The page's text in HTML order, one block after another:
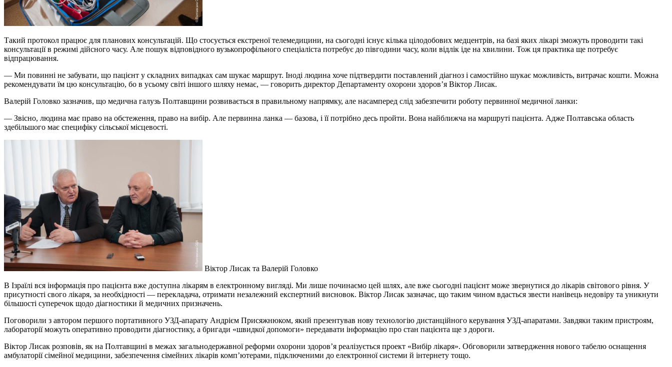
Такий протокол працює для планових консультацій. Що стосується екстреної телемедицини, на сьогодні існує кілька цілодобових медцентрів, на базі яких лікарі зможуть проводити такі
консультації в режимі дійсного часу. Але пошук відповідного вузькопрофільного спеціаліста потребує до півгодини часу, коли відлік іде на хвилини. Тож ця практика ще потребує
відпрацювання.
— Ми повинні не забувати, що пацієнт у складних випадках сам шукає маршрут. Іноді людина хоче підтвердити поставлений діагноз і самостійно шукає можливість, витрачає кошти. Можна
рекомендувати їм цю консультацію, бо в усьому світі іншого шляху немає, — говорить директор Департаменту охорони здоров’я Віктор Лисак.
Валерій Головко зазначив, що медична галузь Полтавщини розвивається в правильному напрямку, але насамперед слід забезпечити роботу первинної медичної ланки:
— Звісно, людина має право на обстеження, право на вибір. Але первинна ланка — базова, і її потрібно десь пройти. Вона найближча на маршруті пацієнта. Адже Полтавська область
здебільшого має специфіку сільської місцевості.
Віктор Лисак та Валерій Головко
В Ізраїлі вся інформація про пацієнта вже доступна лікарям в електронному вигляді. Ми лише починаємо цей шлях, але вже сьогодні пацієнт може звернутися до лікарів світового рівня. У
присутності свого лікаря, за необхідності — перекладача, отримати незалежний експертний висновок. Віктор Лисак зазначає, що таким чином вдасться звести нанівець недовіру та уникнути
більшості суперечок щодо діагностики й медичних призначень.
Поговорили з автором першого портативного УЗД-апарату Андрієм Присяжнюком, який презентував нову технологію дистанційного керування УЗД-апаратами. Завдяки таким пристроям,
лабораторії можуть оперативно проводити діагностику, а бригади «швидкої допомоги» передавати інформацію про стан пацієнта ще з дороги.
Віктор Лисак розповів, як на Полтавщині в межах загальнодержавної реформи охорони здоров’я реалізується проект «Вибір лікаря». Обговорили затвердження нового табелю оснащення
амбулаторії сімейної медицини, забезпечення сімейних лікарів комп’ютерами, підключеними до електронної системи й інтернету тощо.